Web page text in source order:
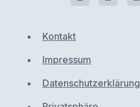
Kontakt
Impressum
Datenschutzerklärung